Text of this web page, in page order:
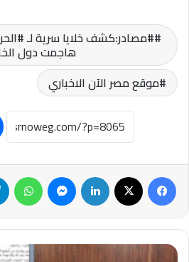
#مصادر:كشف خلايا سرية لـ
هاجمت دول
موقع مصر الآن الاخباري
فيسبوك لينكدإن ماسنجر
الأمن